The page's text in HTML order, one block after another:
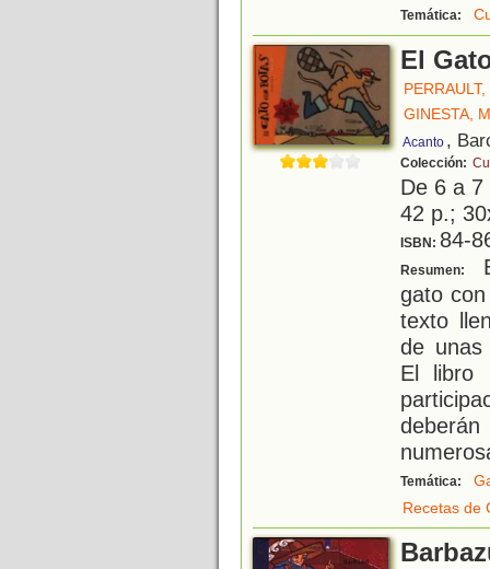
Temática:
El
GINESTA,
Acanto ,
Colección:
De 6 a
42 p.;
ISBN: 84-
Resumen:
gato
texto
de unas
El libro
Temática:
Recetas de